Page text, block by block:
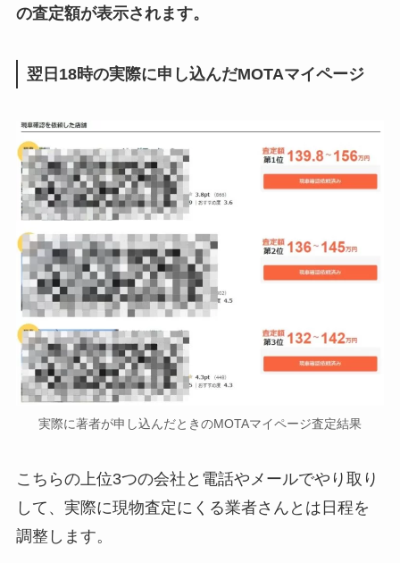
の査定額が表示されます。
翌日18時の実際に申し込んだMOTAマイページ
実際に著者が申し込んだときのMOTAマイページ査定結果
こちらの上位3つの会社と電話やメールでやり取り
して、実際に現物査定にくる業者さんとは日程を
調整します。